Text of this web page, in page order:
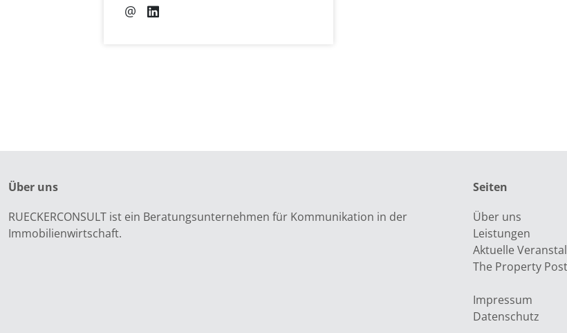
@
Über uns
RUECKERCONSULT ist ein Beratungsunternehmen für Kommunikation in der
Immobilienwirtschaft.
Seiten
Über uns
Leistungen
Aktuelle
The Property Post
Impressum
Datenschutz